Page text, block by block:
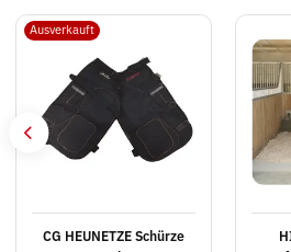
Ausverkauft
CG HEUNETZE Schürze